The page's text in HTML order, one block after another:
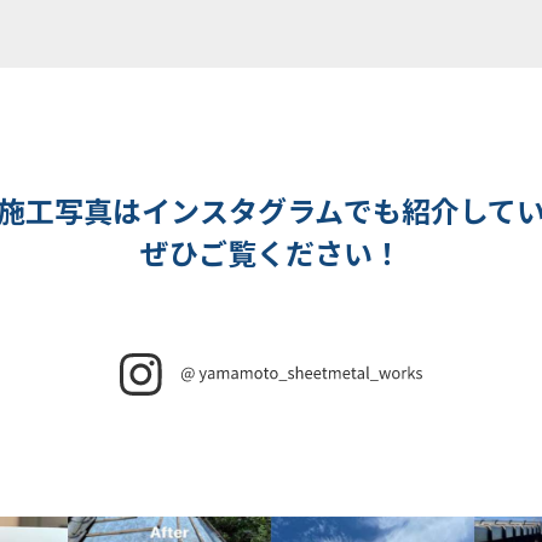
工写真はインスタグラムでも紹介して
ぜひご覧ください！